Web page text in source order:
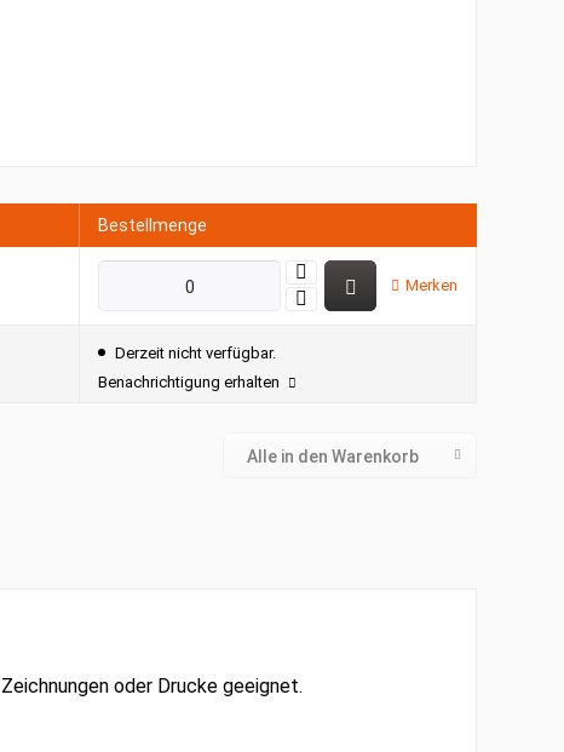
Bestellmenge
Merken
Derzeit nicht verfügbar.
Benachrichtigung erhalten
Alle in den Warenkorb
oder Drucke geeignet.